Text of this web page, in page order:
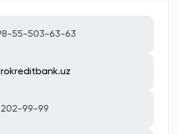
55-503-63-63
202-99-99